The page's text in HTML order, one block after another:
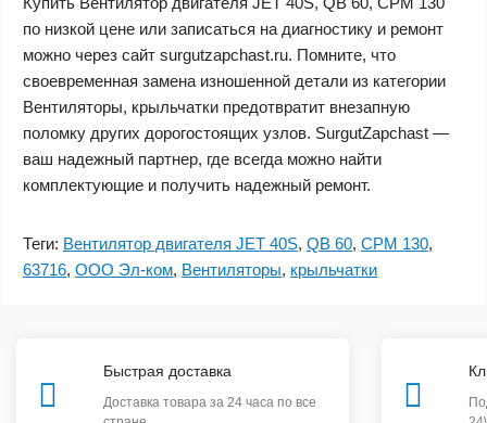
по низкой цене или записаться на диагностику и ремонт
можно через сайт surgutzapchast.ru. Помните, что
своевременная замена изношенной детали из категории
Вентиляторы, крыльчатки предотвратит внезапную
поломку других дорогостоящих узлов. SurgutZapchast —
ваш надежный партнер, где всегда можно найти
комплектующие и получить надежный ремонт.
Теги: Вентилятор двигателя JET 40S, QB 60, CPM 130,
63716, ООО Эл-ком, Вентиляторы, крыльчатки
Быстрая доставка
Доставка товара за 24 часа по все